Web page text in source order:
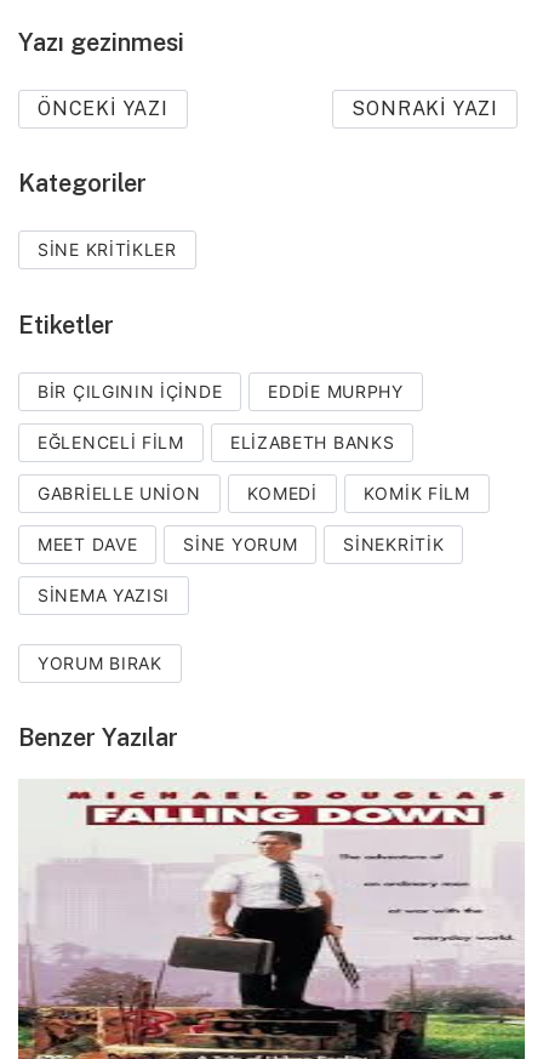
Yazı gezinmesi
ÖNCEKI YAZI SONRAKI YAZI
Kategoriler
SINE KRITIKLER
Etiketler
BIR ÇILGININ IÇINDE EDDIE MURPHY
EĞLENCELI FILM ELIZABETH BANKS
GABRIELLE UNION KOMEDI KOMIK FILM
MEET DAVE SINE YORUM SINEKRITIK
SINEMA YAZISI
YORUM BIRAK
Benzer Yazılar